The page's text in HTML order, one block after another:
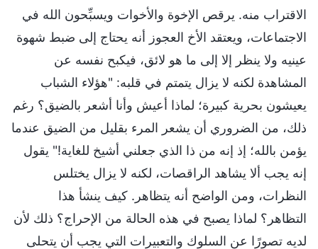
الاقتراب منه. يرقص الإخوة والأخوات ويسبِّحون الله في
الاجتماعات، ويعتقد الأخ العجوز أنه يحتاج إلى ضبط شهوة
عينيه ولا ينظر إلا إلى ما هو لائق، فيكبح نفسه عن
المشاهدة لكنه لا يزال يتمتم في قلبه: "هؤلاء الشباب
يعيشون بحرية كبيرة؛ لماذا أعيش وأنا أشعر بالضيق؟ رغم
ذلك، من الضروري أن يشعر المرء بقليل من الضيق عندما
يؤمن بالله؛ إذ إنه من ذا الذي جعلني أشيخ للغاية!" يقول
إنه يجب ألا يشاهد الراقصات، لكنه لا يزال يختلس
النظرات، ومن الواضح أنه يتظاهر. كيف ينشأ هذا
التظاهر؟ لماذا يصبح في هذه الحالة من الإحراج؟ ذلك لأن
لديه تصورًا عن السلوك والتعبيرات التي يجب أن يتحلى